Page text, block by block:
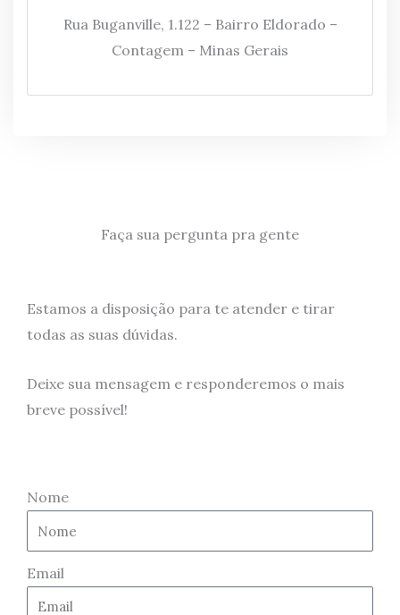
Rua Buganville, 1.122 – Bairro Eldorado –
Contagem – Minas Gerais
Faça sua pergunta pra gente
Estamos a disposição para te atender e tirar
todas as suas dúvidas.
Deixe sua mensagem e responderemos o mais
breve possível!
Nome
Email